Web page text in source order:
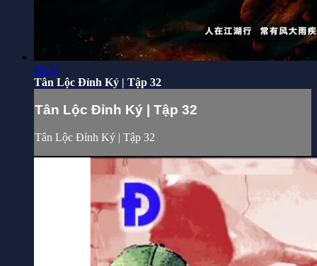
45:24
Tân Lộc Đỉnh Ký | Tập 32
Tân Lộc Đỉnh Ký | Tập 32
Tân Lộc Đỉnh Ký | Tập 32